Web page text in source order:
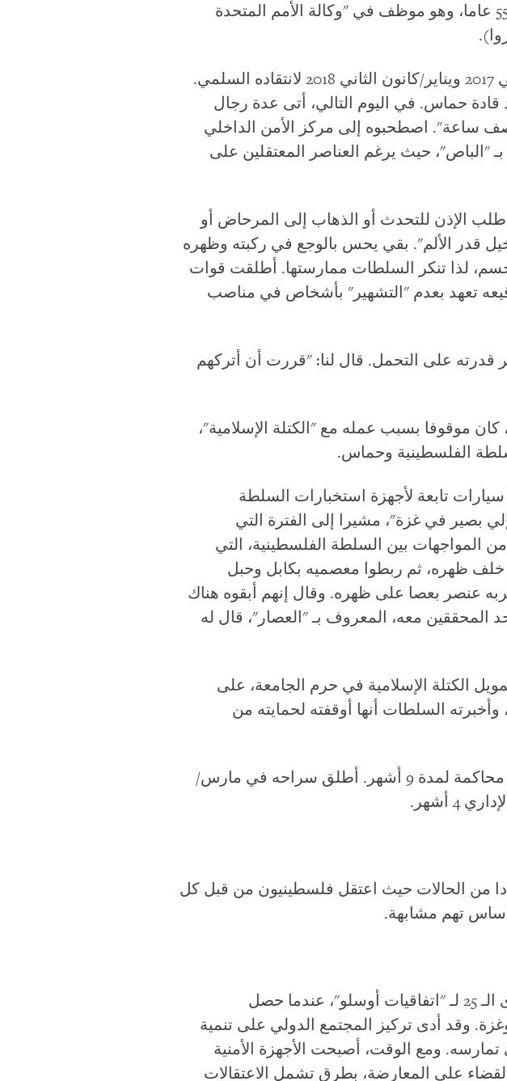
قابلنا في غزة عبد الله أبو شرخ، أستاذ رياضيات وكاتب عمره 55 عاما، وهو موظف في "وكالة الأمم المتحدة
اعتقلت سلطات حماس أبو شرخ 4 مرات بين يناير/كانون الثاني 2017 ويناير/كانون الثاني 2018 لانتقاده السلمي.
لأحد قادة حماس. في اليوم التالي، أتى عدة رجال
ساعة". اصطحبوه إلى مركز الأمن الداخلي
"الباص"، حيث يرغم العناصر المعتقلين على
الإذن للتحدث أو الذهاب إلى المرحاض أو
قال: "لا يمكن تخيل قدر الألم". بقي يحس بالوجع في ركبته وظهره
لذا تنكر السلطات ممارستها. أطلقت قوات
لحماس سراح أبو شرخ بعد 5 أيام إثر توقيعه تعهد بعدم "التشهير" بأشخاص في مناصب
قدرته على التحمل. قال لنا: "قررت أن أتركهم
موقوفا بسبب عمله مع "الكتلة الإسلامية"،
الفلسطينية وحماس.
كان يتناول العشاء برفقة زوجته الحامل وعائلتها حين وصلت 8 سيارات تابعة لأجهزة استخبارات السلطة
بصير في غزة"، مشيرا إلى الفترة التي
غزة في يونيو/حزيران 2017 إثر أشهر من المواجهات بين السلطة الفلسطينية، التي
خلف ظهره، ثم ربطوا معصميه بكابل وحبل
عنصر بعصا على ظهره. وقال إنهم أبقوه هناك
أحد المحققين معه، المعروف بـ "العصار"، قال له
بتمويل الكتلة الإسلامية في حرم الجامعة، على
السلطات أنها أوقفته لحمايته من
بعد شهرين، اعتقله الجيش الإسرائيلي إداريا بدون أي تهمة أو محاكمة لمدة 9 أشهر. أطلق سراحه في مارس/
من الحالات حيث اعتقل فلسطينيون من قبل كل
تهم مشابهة.
بدأنا البحث لهذا التقرير في خريف 2016. النشر مرتبط بالذكرى الـ 25 لـ "اتفاقيات أوسلو"، عندما حصل
وقد أدى تركيز المجتمع الدولي على تنمية
ومع الوقت، أصبحت الأجهزة الأمنية
على المعارضة، بطرق تشمل الاعتقالات